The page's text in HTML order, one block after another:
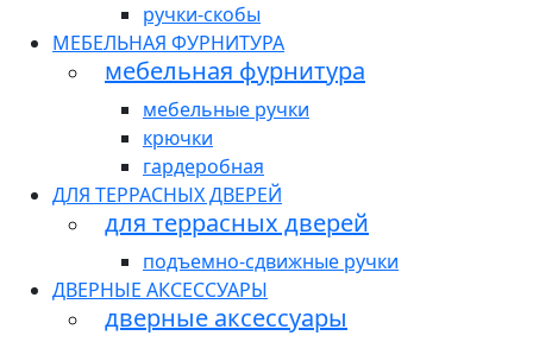
ручки-скобы
МЕБЕЛЬНАЯ ФУРНИТУРА
мебельная фурнитура
мебельные ручки
крючки
гардеробная
ДЛЯ ТЕРРАСНЫХ ДВЕРЕЙ
для террасных дверей
подъемно-сдвижные ручки
ДВЕРНЫЕ АКСЕССУАРЫ
дверные аксессуары